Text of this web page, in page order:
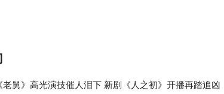
老舅》高光演技催人泪下 新剧《人之初》开播再踏追凶